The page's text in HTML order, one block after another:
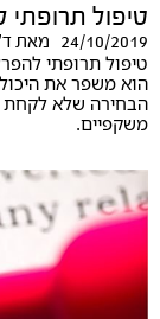
טיפול תרופתי
24/10/2019 מאת
טיפול תרופתי
הוא משפר את
הבחירה שלא לקחת
משקפיים.